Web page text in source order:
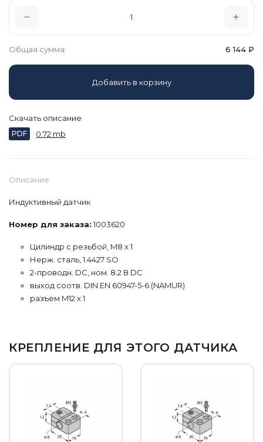
Описание
Индуктивный датчик
Номер для заказа: 1003620
Цилиндр с резьбой, M8 x 1
Нерж. сталь, 1.4427 SO
2-проводн. DC, ном. 8.2 В DC
выход соотв. DIN EN 60947-5-6 (NAMUR)
разъем M12 x 1
Общая сумма: 6 144 ₽
Добавить в корзину
Скачать описание
PDF 0.72 mb
КРЕПЛЕНИЕ ДЛЯ ЭТОГО ДАТЧИКА